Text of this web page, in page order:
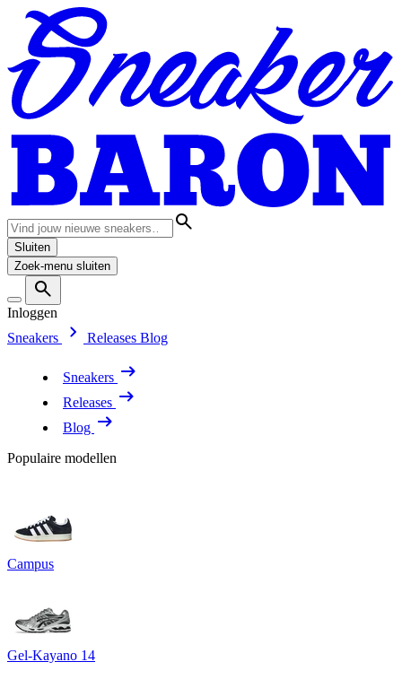
Sluiten
Zoek-menu sluiten
Inloggen
Sneakers
Releases Blog
Sneakers
Releases
Blog
Populaire modellen
Campus
Gel-Kayano 14